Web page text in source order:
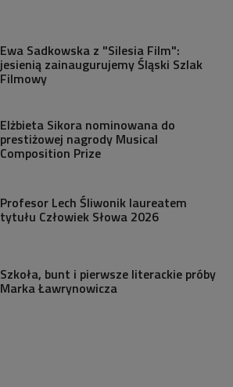
Ewa Sadkowska z "Silesia Film":
jesienią zainaugurujemy Śląski Szlak
Filmowy
Elżbieta Sikora nominowana do
prestiżowej nagrody Musical
Composition Prize
Profesor Lech Śliwonik laureatem
tytułu Człowiek Słowa 2026
Szkoła, bunt i pierwsze literackie próby
Marka Ławrynowicza